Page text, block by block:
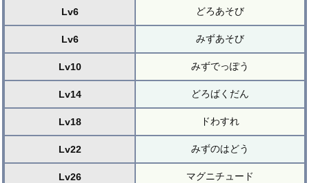
Lv6 どろあそび
Lv6 みずあそび
Lv10 みずでっぽう
Lv14 どろばくだん
Lv18 ドわすれ
Lv22 みずのはどう
Lv26 マグニチュード